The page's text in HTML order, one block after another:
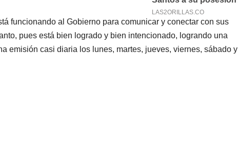
funcionando al Gobierno para comunicar y conectar con sus
pues está bien logrado y bien intencionado, logrando una
emisión casi diaria los lunes, martes, jueves, viernes, sábado y